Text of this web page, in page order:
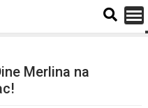
Merlina na